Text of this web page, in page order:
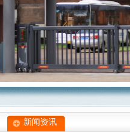
新闻资讯